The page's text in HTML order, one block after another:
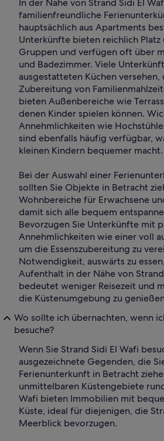
In der Nähe von Strand Sidi El
familienfreundliche
hauptsächlich aus Apartments
Unterkünfte bieten reichlich
Gruppen und verfügen oft über
und Badezimmer. Viele
ausgestatteten Küchen
Zubereitung von
bieten Außenbereiche wie
denen Kinder spielen können.
Annehmlichkeiten wie
sind ebenfalls häufig verfügbar,
kleinen Kindern bequemer macht.
Bei der Auswahl einer
sollten Sie Objekte in Betracht
Wohnbereiche für Erwachsene
damit sich alle bequem
Bevorzugen Sie Unterkünfte mit
Annehmlichkeiten wie einer voll
um die Essenszubereitung zu
Notwendigkeit, auswärts zu
Aufenthalt in der Nähe von
bedeutet weniger Reisezeit und
die Küstenumgebung zu
Wo sollte ich übernachten, wenn
besuche?
Wenn Sie Strand Sidi El Wafi
ausgezeichnete Gegenden, die
Ferienunterkunft in Betracht
unmittelbaren Küstengebiete
Wafi bieten Immobilien mit
Küste, ideal für diejenigen, die
Meerblick bevorzugen.